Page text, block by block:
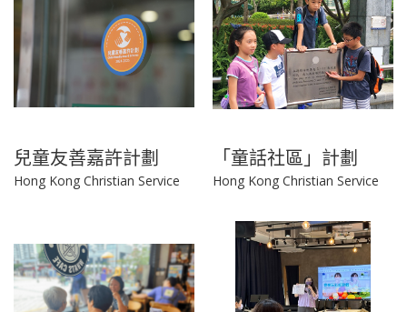
兒童友善嘉許計劃
Hong Kong Christian Service
「童話社區」計劃
Hong Kong Christian Service